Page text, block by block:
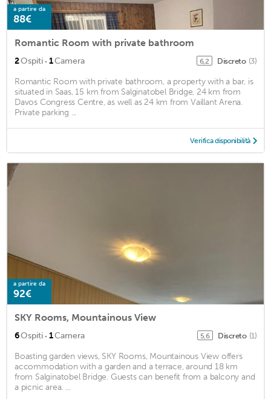
a partire da
88€
Romantic Room with private bathroom
2Ospiti · 1Camera 6,2 Discreto (3)
Romantic Room with private bathroom, a property with a bar, is
situated in Saas, 15 km from Salginatobel Bridge, 24 km from
Davos Congress Centre, as well as 24 km from Vaillant Arena.
Private parking ...
Verifica disponibilità
a partire da
92€
SKY Rooms, Mountainous View
6Ospiti · 1Camera 5,6 Discreto (1)
Boasting garden views, SKY Rooms, Mountainous View offers
accommodation with a garden and a terrace, around 18 km
from Salginatobel Bridge. Guests can benefit from a balcony and
a picnic area. ...